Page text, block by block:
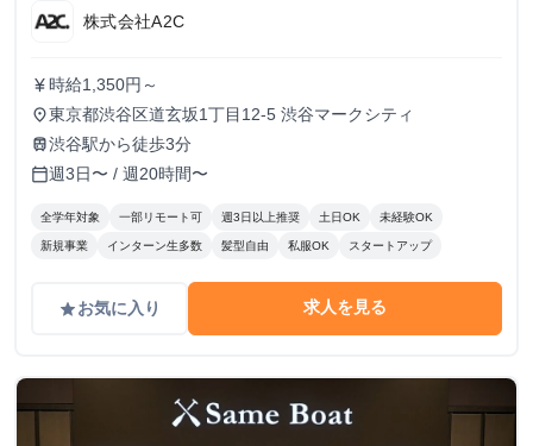
株式会社A2C
currency_yen 時給1,350円～
place東京都渋谷区道玄坂1丁目12-5 渋谷マークシティ
train渋谷駅から徒歩3分
calendar_today週3日〜 / 週20時間〜
全学年対象 一部リモート可 週3日以上推奨 土日OK 未経験OK
新規事業 インターン生多数 髪型自由 私服OK スタートアップ
gradeお気に入り 求人を見る